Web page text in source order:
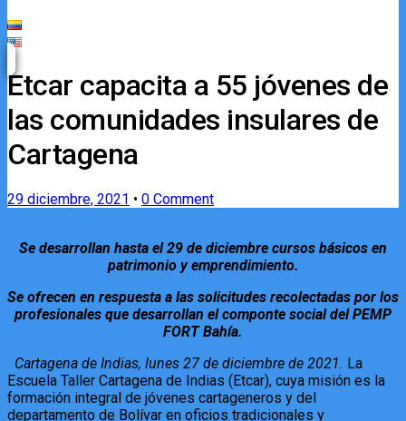
Etcar capacita a 55 jóvenes de
las comunidades insulares de
Cartagena
29 diciembre, 2021 • 0 Comment
Se desarrollan hasta el 29 de diciembre cursos básicos en
patrimonio y emprendimiento.
Se ofrecen en respuesta a las solicitudes recolectadas por los
profesionales que desarrollan el componte social del PEMP
FORT Bahía.
Cartagena de Indias, lunes 27 de diciembre de 2021. La
Escuela Taller Cartagena de Indias (Etcar), cuya misión es la
formación integral de jóvenes cartageneros y del
departamento de Bolívar en oficios tradicionales y